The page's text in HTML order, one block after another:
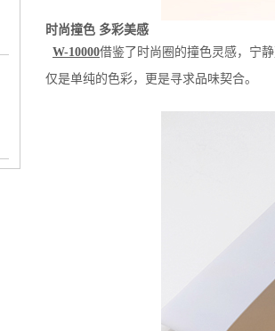
时尚撞色 多彩美感
W-10000借鉴了时尚圈的撞色灵感，宁
仅是单纯的色彩，更是寻求品味契合。